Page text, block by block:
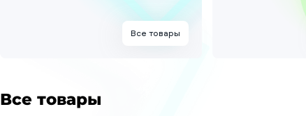
Все товары
Все товары